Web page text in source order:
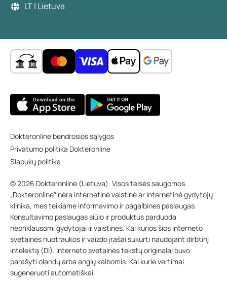
LT | Lietuva
Dokteronline bendrosios sąlygos
Privatumo politika Dokteronline
Slapukų politika
© 2026 Dokteronline (Lietuva). Visos teisės saugomos.
„Dokteronline“ nėra internetinė vaistinė ar internetinė gydytojų
klinika, mes teikiame informavimo ir pagalbines paslaugas.
Konsultavimo paslaugas siūlo ir produktus parduoda
nepriklausomi gydytojai ir vaistinės. Kai kurios šios interneto
svetainės nuotraukos ir vaizdo įrašai sukurti naudojant dirbtinį
intelektą (DI). Interneto svetainės tekstų originalai buvo
parašyti olandų arba anglų kalbomis. Kai kurie vertimai
sugeneruoti automatiškai.